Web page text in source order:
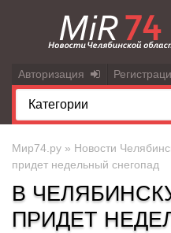
Авторизация
Мир74.ру » Новости
придет недельный снегопад
В
ПРИДЕТ